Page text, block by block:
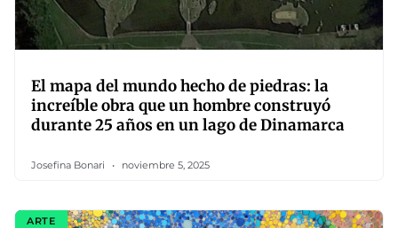
El mapa del mundo hecho de piedras: la
increíble obra que un hombre construyó
durante 25 años en un lago de Dinamarca
Josefina Bonari noviembre 5, 2025
ARTE